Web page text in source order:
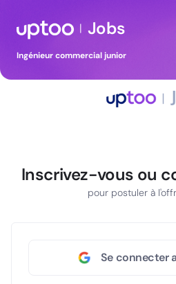
| Jobs
Ingénieur commercial junior
Inscrivez-vous ou
pour postuler à
Se connecter